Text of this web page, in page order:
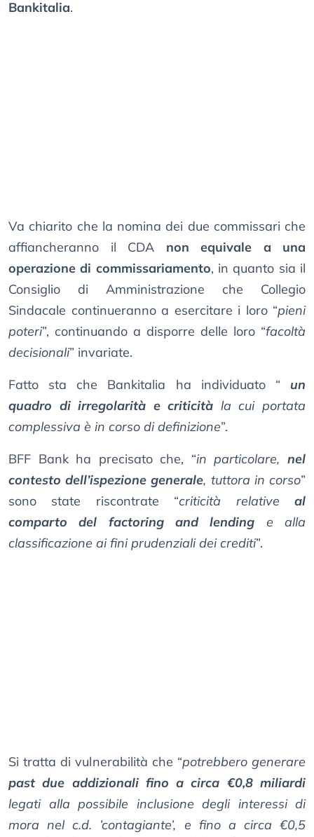
Bankitalia.
Va chiarito che la nomina dei due commissari che
affiancheranno il CDA non equivale a una
operazione di commissariamento, in quanto sia il
Consiglio di Amministrazione che Collegio
Sindacale continueranno a esercitare i loro “pieni
poteri”, continuando a disporre delle loro “facoltà
decisionali” invariate.
Fatto sta che Bankitalia ha individuato “
un
quadro di irregolarità e criticità la cui portata
complessiva è in corso di definizione”.
BFF Bank ha precisato che, “in particolare,nel
contesto dell’ispezione generale, tuttora in corso”
sono state riscontrate “criticità relativeal
comparto del factoring and lending e alla
classificazione ai fini prudenziali dei crediti”.
Si tratta di vulnerabilità che “potrebbero generare
past due addizionali fino a circa €0,8 miliardi
legati alla possibile inclusione degli interessi di
mora nel c.d. ’contagiante’, e fino a circa €0,5